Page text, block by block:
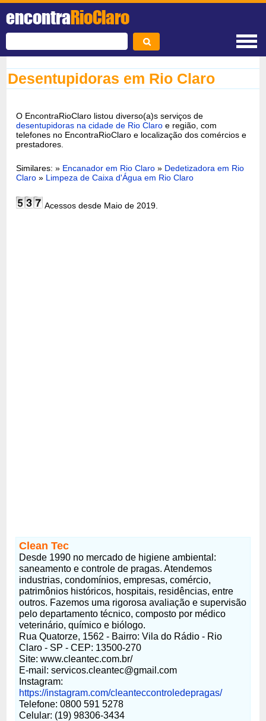
encontraRioClaro
Desentupidoras em Rio Claro
O EncontraRioClaro listou diverso(a)s serviços de
desentupidoras na cidade de Rio Claro e região, com
telefones no EncontraRioClaro e localização dos comércios e
prestadores.
Similares: » Encanador em Rio Claro » Dedetizadora em Rio
Claro » Limpeza de Caixa d'Água em Rio Claro
Acessos desde Maio de 2019.
Clean Tec
Desde 1990 no mercado de higiene ambiental:
saneamento e controle de pragas. Atendemos
industrias, condomínios, empresas, comércio,
patrimônios históricos, hospitais, residências, entre
outros. Fazemos uma rigorosa avaliação e supervisão
pelo departamento técnico, composto por médico
veterinário, químico e biólogo.
Rua Quatorze, 1562 - Bairro: Vila do Rádio - Rio
Claro - SP - CEP: 13500-270
Site: www.cleantec.com.br/
E-mail: servicos.cleantec@gmail.com
Instagram:
https://instagram.com/cleanteccontroledepragas/
Telefone: 0800 591 5278‬
Celular: (19) 98306-3434